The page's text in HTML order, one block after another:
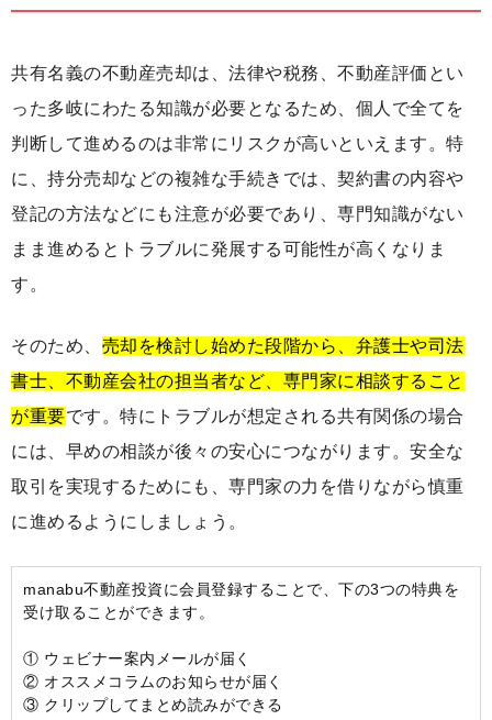
共有名義の不動産売却は、法律や税務、不動産評価とい
った多岐にわたる知識が必要となるため、個人で全てを
判断して進めるのは非常にリスクが高いといえます。特
に、持分売却などの複雑な手続きでは、契約書の内容や
登記の方法などにも注意が必要であり、専門知識がない
まま進めるとトラブルに発展する可能性が高くなりま
す。
そのため、 売却を検討し始めた段階から、弁護士や司法
書士、不動産会社の担当者など、専門家に相談すること
が重要です。特にトラブルが想定される共有関係の場合
には、早めの相談が後々の安心につながります。安全な
取引を実現するためにも、専門家の力を借りながら慎重
に進めるようにしましょう。
manabu不動産投資に会員登録することで、下の3つの特典を
受け取ることができます。
① ウェビナー案内メールが届く
② オススメコラムのお知らせが届く
③ クリップしてまとめ読みができる